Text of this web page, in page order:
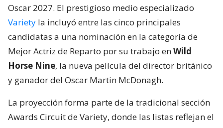
Oscar 2027. El prestigioso medio especializado
Variety la incluyó entre las cinco principales
candidatas a una nominación en la categoría de
Mejor Actriz de Reparto por su trabajo enWild
Horse Nine, la nueva película del director británico
y ganador del Oscar Martin McDonagh.
La proyección forma parte de la tradicional sección
Awards Circuit de Variety, donde las listas reflejan el